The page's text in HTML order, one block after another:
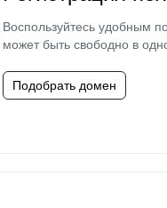
Воспользуйтесь удобным
может быть свободно в
Подобрать домен